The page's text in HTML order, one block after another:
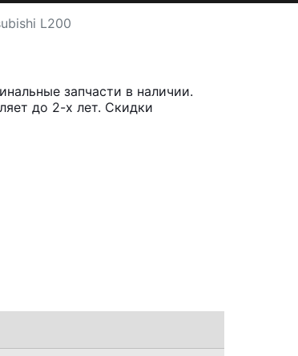
L200
запчасти в наличии.
до 2-х лет. Скидки